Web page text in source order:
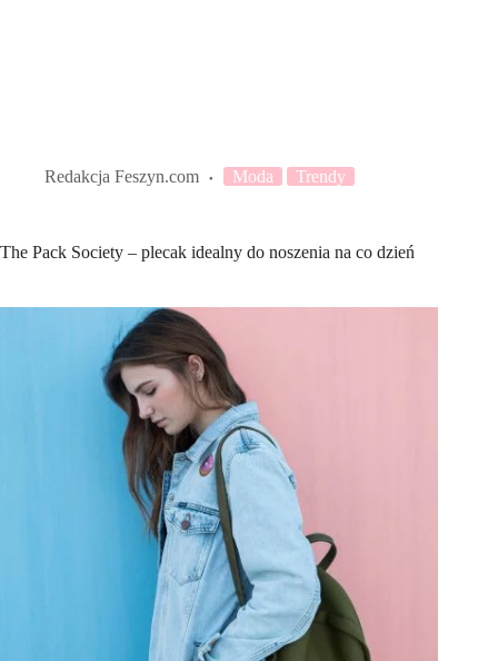
Redakcja Feszyn.com Moda Trendy
The Pack Society – plecak idealny do noszenia na co dzień